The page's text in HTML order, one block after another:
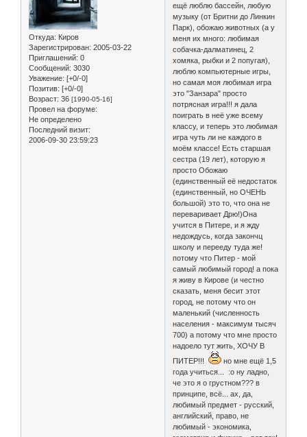
Откуда: Киров
Зарегистрирован: 2005-03-22
Приглашений: 0
Сообщений: 3030
Уважение: [+0/-0]
Позитив: [+0/-0]
Возраст: 36 [1990-05-16]
Провел на форуме:
Не определено
Последний визит:
2006-09-30 23:59:23
ещё люблю бассейн, любую
музыку (от Бритни до Линкин
Парк), обожаю животных (а у
меня их много: любимая
собачка-далматинец, 2
хомяка, рыбки и 2 попугая),
люблю компьютерные игры,
но самая моя любимая игра
это "Занзара" просто
потрясная игра!!! я дала
поиграть в неё уже всему
классу, и теперь это любимая
игра чуть ли не каждого в
моём классе! Есть старшая
сестра (19 лет), которую я
просто Обожаю
(единственный её недостаток
(единственный, но ОЧЕНЬ
большой) это то, что она не
переваривает Дрю!)Она
учится в Питере, и я жду
недождусь, когда закончц
школу и перееду туда же!
потому что Питер - мой
самый любимый город! а пока
я живу в Кирове (и честно
сказать, меня бесит этот
город, не потому что он
маленький (численность
населения - максимум тысяч
700) а потому что мне просто
надоело тут жить, ХОЧУ В
ПИТЕР!!!
но мне ещё 1,5
года учиться... :o ну ладно,
че это я о грустном??? в
принципе, всё... ах, да,
любимый предмет - русский,
английский, право, не
любимый - экономика,